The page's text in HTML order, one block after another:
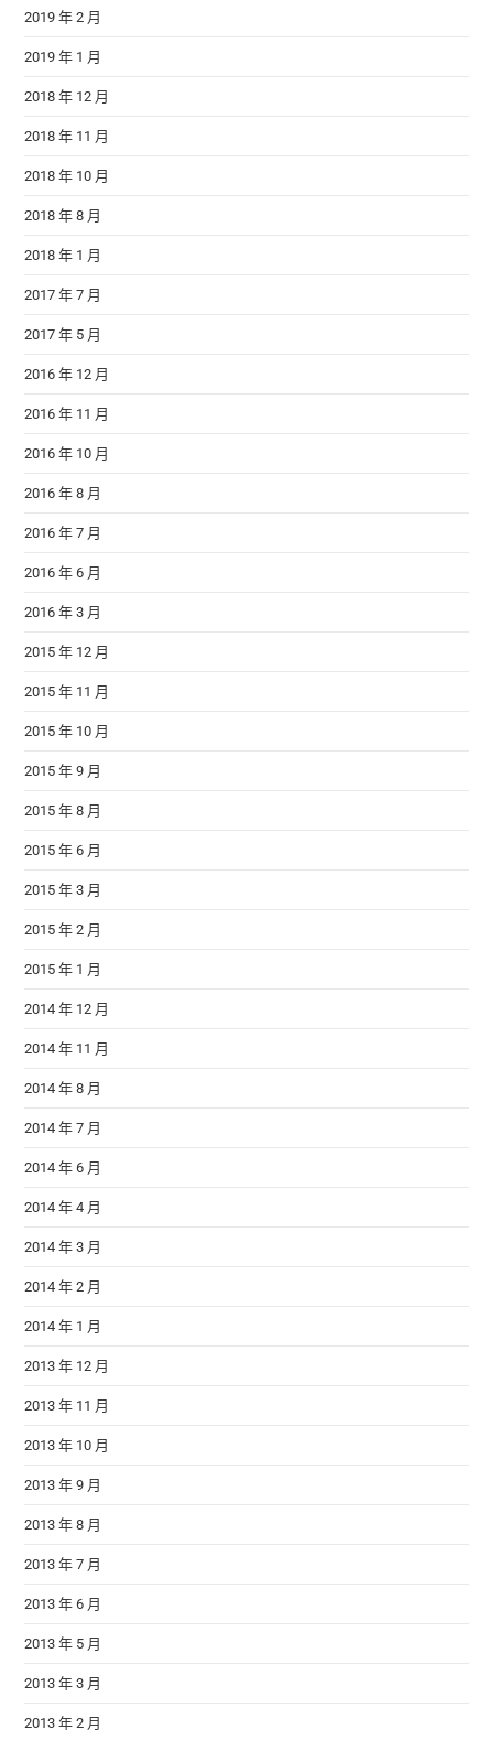
2019 年 2 月
2019 年 1 月
2018 年 12 月
2018 年 11 月
2018 年 10 月
2018 年 8 月
2018 年 1 月
2017 年 7 月
2017 年 5 月
2016 年 12 月
2016 年 11 月
2016 年 10 月
2016 年 8 月
2016 年 7 月
2016 年 6 月
2016 年 3 月
2015 年 12 月
2015 年 11 月
2015 年 10 月
2015 年 9 月
2015 年 8 月
2015 年 6 月
2015 年 3 月
2015 年 2 月
2015 年 1 月
2014 年 12 月
2014 年 11 月
2014 年 8 月
2014 年 7 月
2014 年 6 月
2014 年 4 月
2014 年 3 月
2014 年 2 月
2014 年 1 月
2013 年 12 月
2013 年 11 月
2013 年 10 月
2013 年 9 月
2013 年 8 月
2013 年 7 月
2013 年 6 月
2013 年 5 月
2013 年 3 月
2013 年 2 月